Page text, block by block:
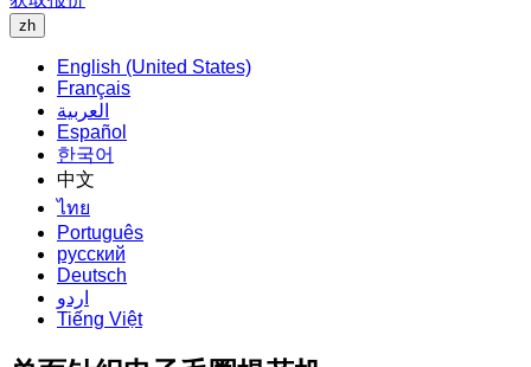
zh
English (United States)
Français
العربية
Español
한국어
中文
ไทย
Português
русский
Deutsch
اردو
Tiếng Việt